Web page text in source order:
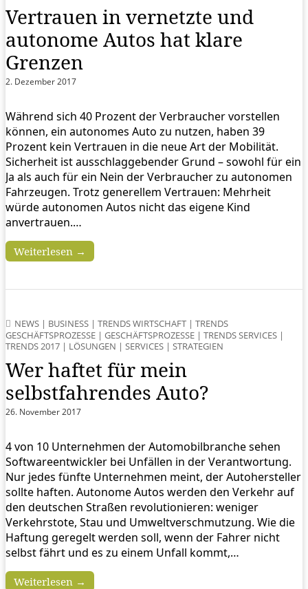
Vertrauen in vernetzte und
autonome Autos hat klare
Grenzen
2. Dezember 2017
Während sich 40 Prozent der Verbraucher vorstellen
können, ein autonomes Auto zu nutzen, haben 39
Prozent kein Vertrauen in die neue Art der Mobilität.
Sicherheit ist ausschlaggebender Grund – sowohl für ein
Ja als auch für ein Nein der Verbraucher zu autonomen
Fahrzeugen. Trotz generellem Vertrauen: Mehrheit
würde autonomen Autos nicht das eigene Kind
anvertrauen.…
Weiterlesen →
NEWS | BUSINESS | TRENDS WIRTSCHAFT | TRENDS
GESCHÄFTSPROZESSE | GESCHÄFTSPROZESSE | TRENDS SERVICES |
TRENDS 2017 | LÖSUNGEN | SERVICES | STRATEGIEN
Wer haftet für mein
selbstfahrendes Auto?
26. November 2017
4 von 10 Unternehmen der Automobilbranche sehen
Softwareentwickler bei Unfällen in der Verantwortung.
Nur jedes fünfte Unternehmen meint, der Autohersteller
sollte haften. Autonome Autos werden den Verkehr auf
den deutschen Straßen revolutionieren: weniger
Verkehrstote, Stau und Umweltverschmutzung. Wie die
Haftung geregelt werden soll, wenn der Fahrer nicht
selbst fährt und es zu einem Unfall kommt,…
Weiterlesen →